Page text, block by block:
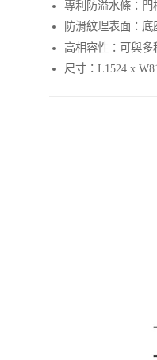
專利防溢水條：門
防滑紋理表面：
高相容性：可與多
尺寸：L1524 x